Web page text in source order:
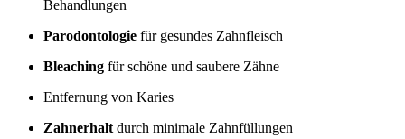
Behandlungen
Parodontologie für gesundes Zahnfleisch
Bleaching für schöne und saubere Zähne
Entfernung von Karies
Zahnerhalt durch minimale Zahnfüllungen